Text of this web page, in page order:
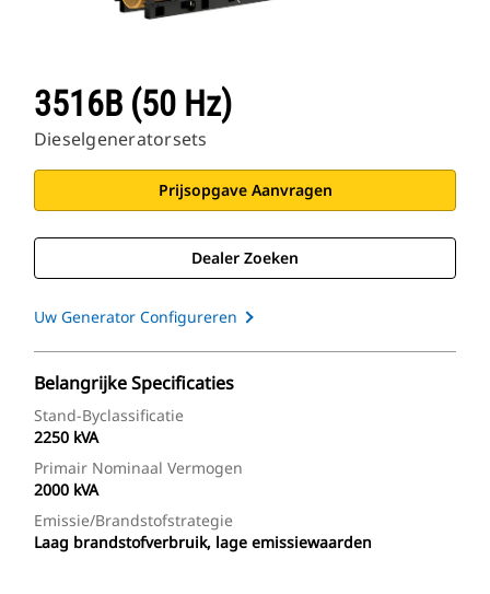
3516B (50 Hz)
Dieselgeneratorsets
Prijsopgave Aanvragen
Dealer Zoeken
Uw Generator Configureren
Belangrijke Specificaties
Stand-Byclassificatie
2250 kVA
Primair Nominaal Vermogen
2000 kVA
Emissie/brandstofstrategie
Laag brandstofverbruik, lage emissiewaarden